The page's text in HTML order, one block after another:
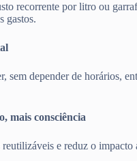
recorrente por litro ou
gastos.
sem depender de horários,
mais consciência
reutilizáveis e reduz o impacto